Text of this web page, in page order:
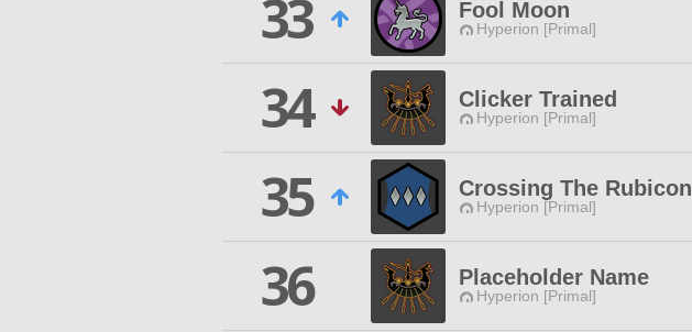
33
Fool Moon
Hyperion [Primal]
34
Clicker Trained
Hyperion [Primal]
35
Crossing The Rubicon
Hyperion [Primal]
36
Placeholder Name
Hyperion [Primal]